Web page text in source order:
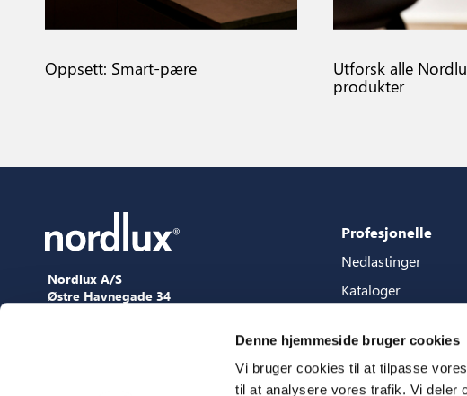
Denne hjemmeside bruger cookies
Vi bruger cookies til at tilpasse
til at analysere vores trafik. Vi deler
Oppsett: Smart-pære
Utforsk alle
produkter
Nordlux A/S
Østre Havnegade 34
Profesjonelle
Nedlastinger
Kataloger
Veiledning for
3D filer